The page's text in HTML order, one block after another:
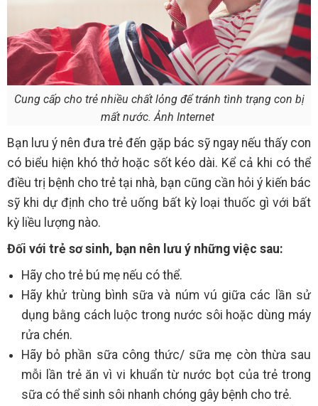
Cung cấp cho trẻ nhiều chất lỏng để tránh tình trạng con bị
mất nước. Ảnh Internet
Bạn lưu ý nên đưa trẻ đến gặp bác sỹ ngay nếu thấy con
có biểu hiện khó thở hoặc sốt kéo dài. Kể cả khi có thể
điều trị bệnh cho trẻ tại nhà, bạn cũng cần hỏi ý kiến bác
sỹ khi dự định cho trẻ uống bất kỳ loại thuốc gì với bất
kỳ liều lượng nào.
Đối với trẻ sơ sinh, bạn nên lưu ý những việc sau:
Hãy cho trẻ bú mẹ nếu có thể.
Hãy khử trùng bình sữa và núm vú giữa các lần sử
dụng bằng cách luộc trong nước sôi hoặc dùng máy
rửa chén.
Hãy bỏ phần sữa công thức/ sữa mẹ còn thừa sau
mỗi lần trẻ ăn vì vi khuẩn từ nước bọt của trẻ trong
sữa có thể sinh sôi nhanh chóng gây bệnh cho trẻ.